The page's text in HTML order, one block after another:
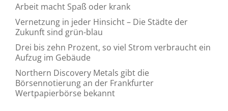
Arbeit macht Spaß oder krank
Vernetzung in jeder Hinsicht – Die Städte der
Zukunft sind grün-blau
Drei bis zehn Prozent, so viel Strom verbraucht ein
Aufzug im Gebäude
Northern Discovery Metals gibt die
Börsennotierung an der Frankfurter
Wertpapierbörse bekannt